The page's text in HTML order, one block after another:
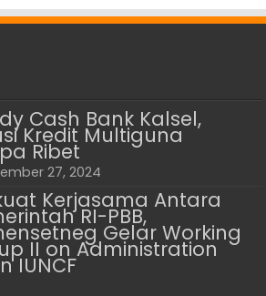
Cash Bank Kalsel,
Kredit Multiguna
Ribet
27, 2024
Kerjasama Antara
RI-PBB,
Gelar Working
II on Administration
IUNCF